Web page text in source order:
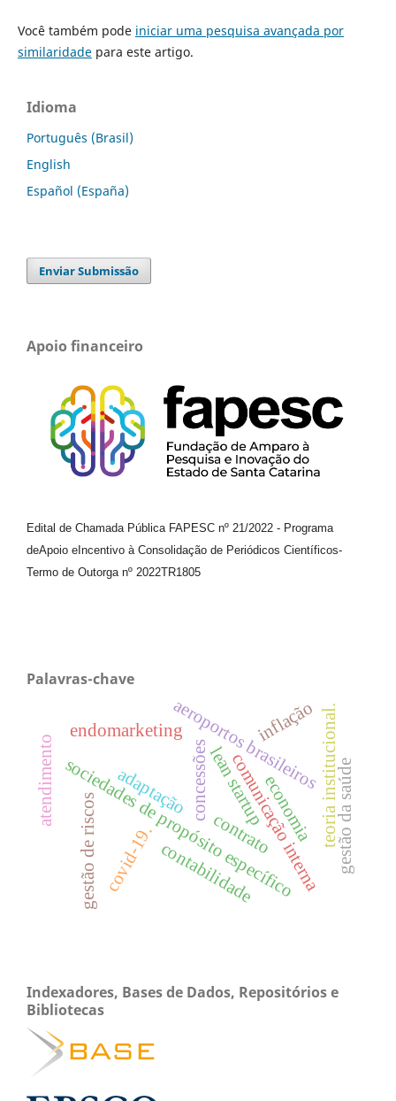
Você também pode iniciar uma pesquisa avançada por
similaridadepara este artigo.
Idioma
Português (Brasil)
English
Español (España)
Enviar Submissão
Apoio financeiro
Edital de Chamada Pública FAPESC nº 21/2022 - Programa
deApoio e Incentivo à Consolidação de Periódicos Científicos-
Termo de Outorga nº 2022TR1805
Palavras-chave
covid-19.
concessões
sociedades de propósito específico
aeroportos brasileirosteoria institucional.
gestão de riscos
lean startup
adaptação comunicação internagestão da saúde
atendimento economia
endomarketing
contabilidade
contrato
inflação
Indexadores, Bases de Dados, Repositórios e
Bibliotecas